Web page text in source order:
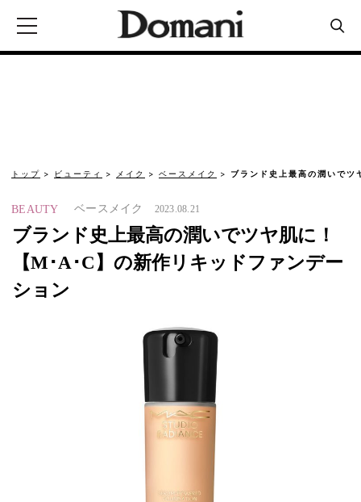
トップ ビューティ メイク ベースメイク ブランド史上最高の潤いで
BEAUTY ベースメイク 2023.08.21
ブランド史上最高の潤いでツヤ肌に！
【M･A･C】の新作リキッドファンデー
ション